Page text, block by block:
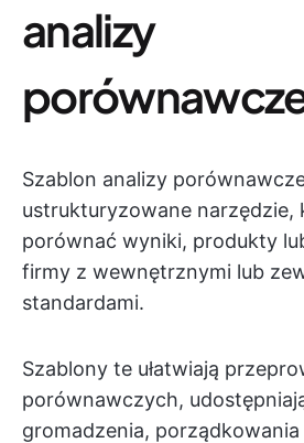
analizy
Szablon analizy
ustrukturyzowane narzędzie,
porównać wyniki, produkty
firmy z wewnętrznymi lub
standardami.
Szablony te ułatwiają
porównawczych,
gromadzenia,